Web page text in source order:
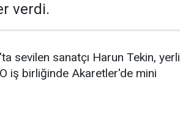
verdi.
sevilen sanatçı Harun Tekin, yerli
iş birliğinde Akaretler'de mini